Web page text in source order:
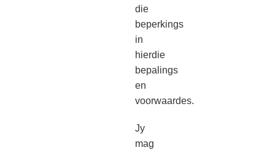
die
beperkings
in
hierdie
bepalings
en
voorwaardes.
Jy
mag